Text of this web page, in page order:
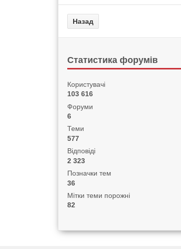
Статистика форумів
Користувачі
103 616
Форуми
6
Теми
577
Відповіді
2 323
Позначки тем
36
Мітки теми порожні
82